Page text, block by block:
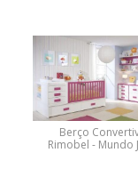
Berço
Rimobel - Mundo